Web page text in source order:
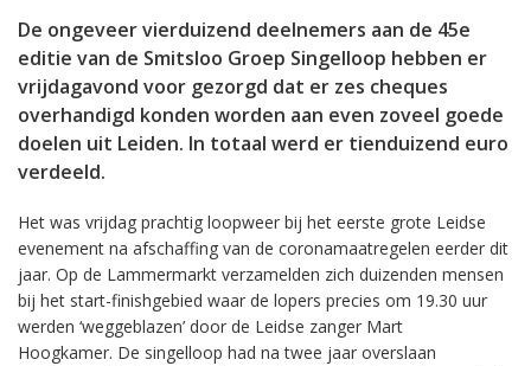
De ongeveer vierduizend deelnemers aan de 45e
editie van de Smitsloo Groep Singelloop hebben er
vrijdagavond voor gezorgd dat er zes cheques
overhandigd konden worden aan even zoveel goede
doelen uit Leiden. In totaal werd er tienduizend euro
verdeeld.
Het was vrijdag prachtig loopweer bij het eerste grote Leidse
evenement na afschaffing van de coronamaatregelen eerder dit
jaar. Op de Lammermarkt verzamelden zich duizenden mensen
bij het start-finishgebied waar de lopers precies om 19.30 uur
werden ‘weggeblazen’ door de Leidse zanger Mart
Hoogkamer. De singelloop had na twee jaar overslaan